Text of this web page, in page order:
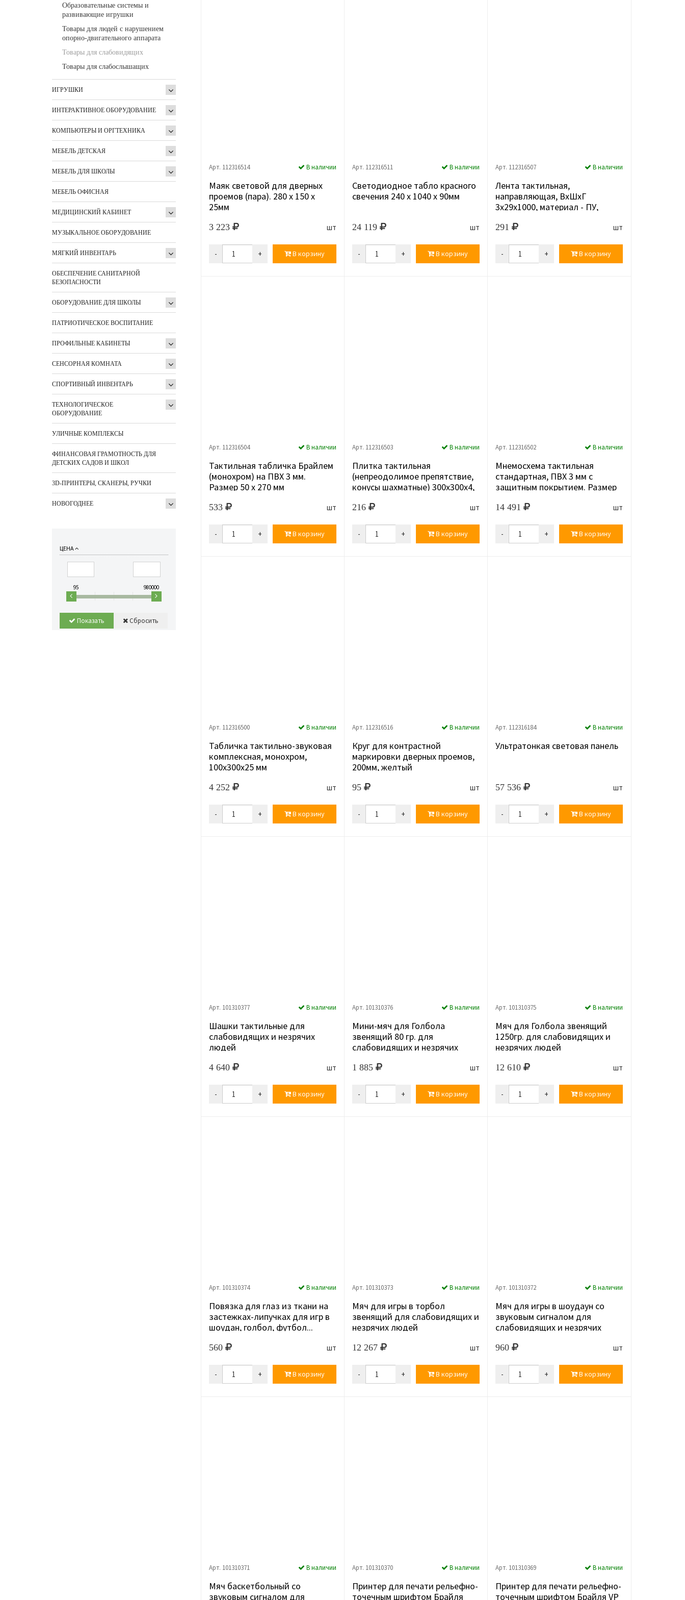
Образовательные системы и
развивающие игрушки
Товары для людей с нарушением
опорно-двигательного аппарата
Товары для слабовидящих
Товары для слабослышащих
ИГРУШКИ
ИНТЕРАКТИВНОЕ ОБОРУДОВАНИЕ
КОМПЬЮТЕРЫ И ОРГТЕХНИКА
МЕБЕЛЬ ДЕТСКАЯ
МЕБЕЛЬ ДЛЯ ШКОЛЫ
МЕБЕЛЬ ОФИСНАЯ
МЕДИЦИНСКИЙ КАБИНЕТ
МУЗЫКАЛЬНОЕ ОБОРУДОВАНИЕ
МЯГКИЙ ИНВЕНТАРЬ
ОБЕСПЕЧЕНИЕ САНИТАРНОЙ
БЕЗОПАСНОСТИ
ОБОРУДОВАНИЕ ДЛЯ ШКОЛЫ
ПАТРИОТИЧЕСКОЕ ВОСПИТАНИЕ
ПРОФИЛЬНЫЕ КАБИНЕТЫ
СЕНСОРНАЯ КОМНАТА
СПОРТИВНЫЙ ИНВЕНТАРЬ
ТЕХНОЛОГИЧЕСКОЕ
ОБОРУДОВАНИЕ
УЛИЧНЫЕ КОМПЛЕКСЫ
ФИНАНСОВАЯ ГРАМОТНОСТЬ ДЛЯ
ДЕТСКИХ САДОВ И ШКОЛ
3D-ПРИНТЕРЫ, СКАНЕРЫ, РУЧКИ
НОВОГОДНЕЕ
ЦЕНА
95 980000
Показать Сбросить
Арт. 112316514 В наличии
Маяк световой для дверных
проемов (пара). 280 x 150 x
25мм
3 223 шт
- + В корзину
Арт. 112316511 В наличии
Светодиодное табло красного
свечения 240 х 1040 x 90мм
24 119 шт
- + В корзину
Арт. 112316507 В наличии
Лента тактильная,
направляющая, ВхШхГ
3х29х1000, материал - ПУ,
291 шт
- + В корзину
Арт. 112316504 В наличии
Тактильная табличка Брайлем
(монохром) на ПВХ 3 мм.
Размер 50 х 270 мм
533 шт
- + В корзину
Арт. 112316503 В наличии
Плитка тактильная
(непреодолимое препятствие,
конусы шахматные) 300х300х4,
216 шт
- + В корзину
Арт. 112316502 В наличии
Мнемосхема тактильная
стандартная, ПВХ 3 мм с
защитным покрытием. Размер
14 491 шт
- + В корзину
Арт. 112316500 В наличии
Табличка тактильно-звуковая
комплексная, монохром,
100x300x25 мм
4 252 шт
- + В корзину
Арт. 112316516 В наличии
Круг для контрастной
маркировки дверных проемов,
200мм, желтый
95 шт
- + В корзину
Арт. 112316184 В наличии
Ультратонкая световая панель
57 536 шт
- + В корзину
Арт. 101310377 В наличии
Шашки тактильные для
слабовидящих и незрячих
людей
4 640 шт
- + В корзину
Арт. 101310376 В наличии
Мини-мяч для Голбола
звенящий 80 гр. для
слабовидящих и незрячих
1 885 шт
- + В корзину
Арт. 101310375 В наличии
Мяч для Голбола звенящий
1250гр. для слабовидящих и
незрячих людей
12 610 шт
- + В корзину
Арт. 101310374 В наличии
Повязка для глаз из ткани на
застежках-липучках для игр в
шоудан, голбол, футбол...
560 шт
- + В корзину
Арт. 101310373 В наличии
Мяч для игры в торбол
звенящий для слабовидящих и
незрячих людей
12 267 шт
- + В корзину
Арт. 101310372 В наличии
Мяч для игры в шоудаун со
звуковым сигналом для
слабовидящих и незрячих
960 шт
- + В корзину
Арт. 101310371 В наличии
Мяч баскетбольный со
звуковым сигналом для
Арт. 101310370 В наличии
Принтер для печати рельефно-
точечным шрифтом Брайля
Арт. 101310369 В наличии
Принтер для печати рельефно-
точечным шрифтом Брайля VP